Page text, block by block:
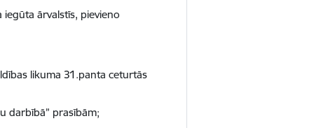
ārvalstīs, pievieno
likuma 31.panta ceturtās
darbībā” prasībām;